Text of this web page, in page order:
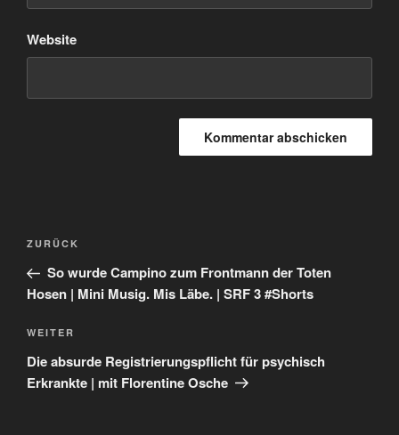
Website
Beitragsnavigation
Vorheriger
Beitrag
ZURÜCK
So wurde Campino zum Frontmann der Toten
Hosen | Mini Musig. Mis Läbe. | SRF 3 #Shorts
Nächster
Beitrag
WEITER
Die absurde Registrierungspflicht für psychisch
Erkrankte | mit Florentine Osche